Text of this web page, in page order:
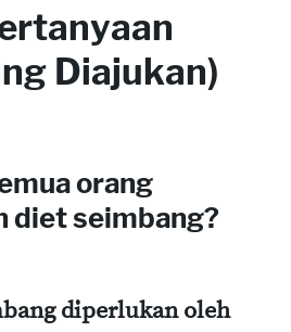
Diajukan)
orang
diet seimbang?
diperlukan oleh